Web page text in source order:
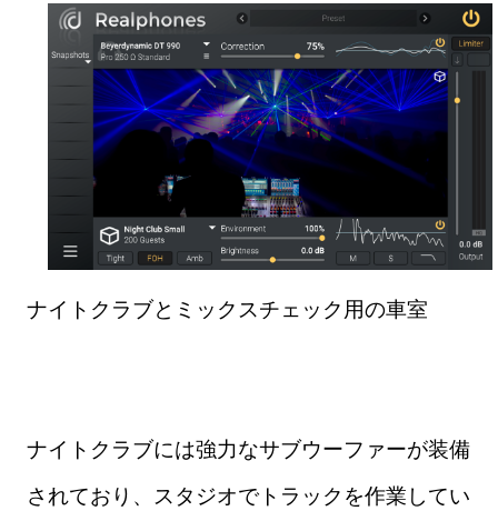
ナイトクラブとミックスチェック用の車室
ナイトクラブには強力なサブウーファーが装備
されており、スタジオでトラックを作業してい